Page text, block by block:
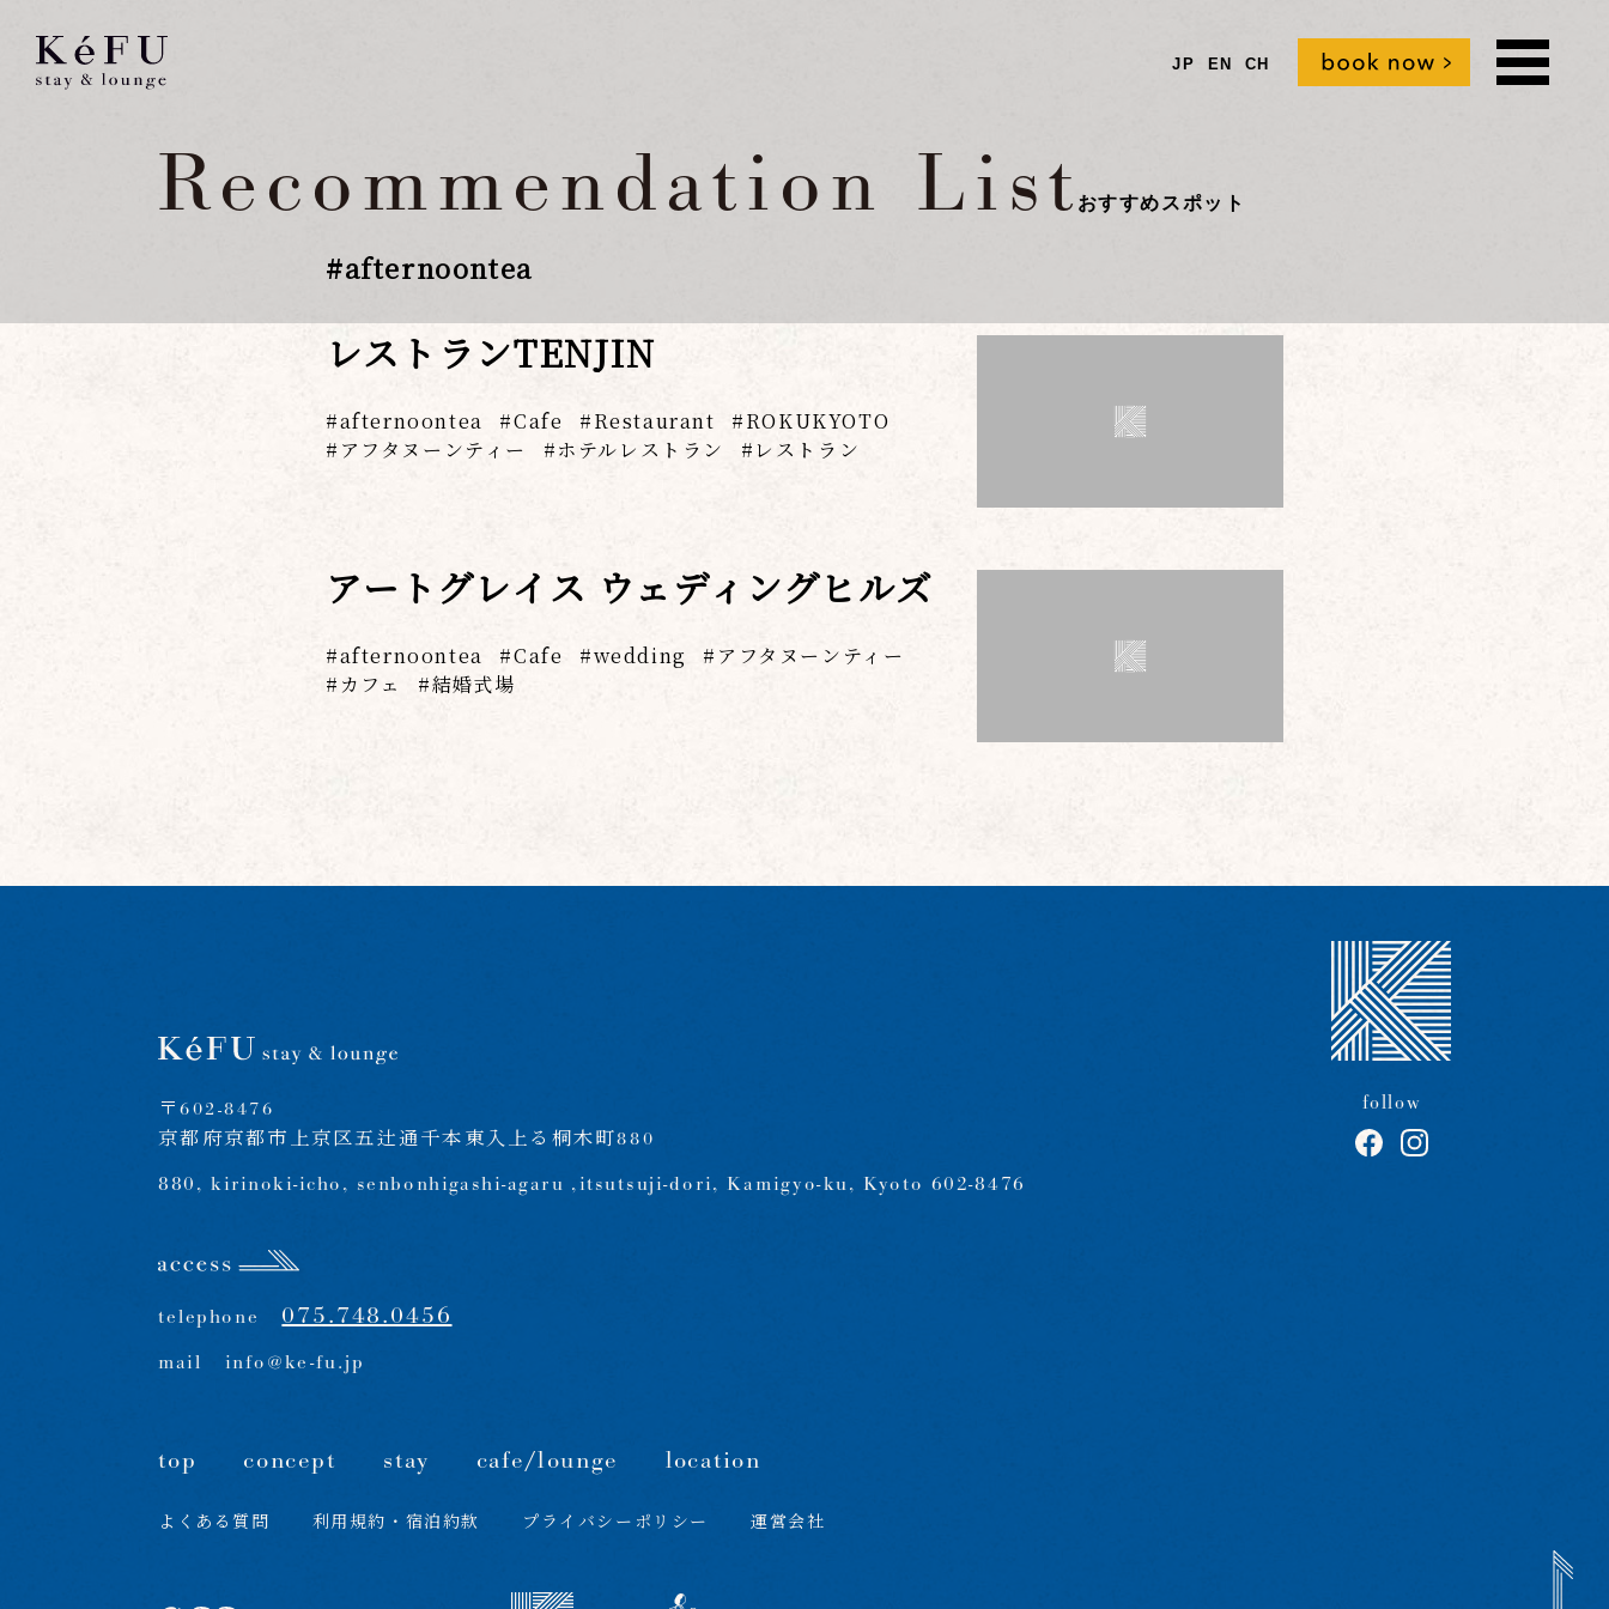
JP EN CH
Recommendation Listおすすめスポット
#afternoontea
レストランTENJIN
afternoontea Cafe Restaurant
ROKUKYOTO
アフタヌーンティー
ホテルレストラン レストラン
アートグレイス ウェディングヒルズ
afternoontea Cafe wedding
アフタヌーンティー
カフェ
結婚式場
〒602-8476
京都府京都市上京区五辻通千本東入上る桐木町880
880, kirinoki-icho, senbonhigashi-agaru ,itsutsuji-dori, Kamigyo-ku, Kyoto 602-8476
telephone 075.748.0456
mail info@ke-fu.jp
follow
top concept stay cafe/lounge location
よくある質問 利用規約・宿泊約款 プライバシーポリシー 運営会社